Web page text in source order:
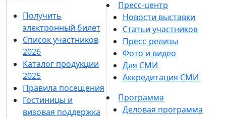
Получить
электронный билет
Список участников
2026
Каталог продукции
2025
Правила посещения
Гостиницы и
визовая поддержка
Пресс-центр
Новости выставки
Статьи участников
Пресс-релизы
Фото и видео
Для СМИ
Аккредитация СМИ
Программа
Деловая программа